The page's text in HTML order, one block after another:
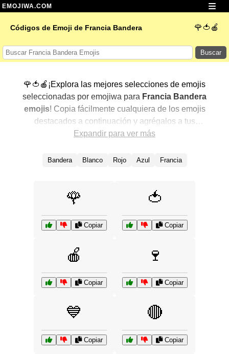
EMOJIWA.COM
Códigos de Emoji de Francia Bandera 🌹🍅🍎
Buscar
🌹🍅🍎¡Explora las mejores selecciones de emojis
seleccionadas por emojiwa para Francia Bandera
emojis! Copia fácilmente cualquiera de los emojis
destacados a continuación y agrégalos a tus
conversaciones para un toque personalizado. Hemos
mostrando primero los más populares. ¿Buscas más?
Expandir para ver más
Bandera Blanco Rojo Azul Francia
🌹
Copiar
🍅
Copiar
🍎
Copiar
🍷
Copiar
💙
Copiar
🔴
Copiar